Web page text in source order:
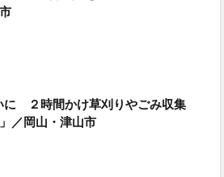
に ２時間かけ草刈りやごみ収集
／岡山・津山市